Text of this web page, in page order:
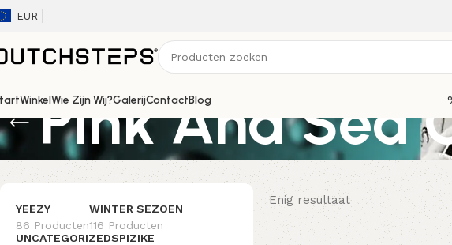
EUR
WinkelWie Zijn Wij?GalerijContactBlog
Pink And Sea
YEEZY
86 Producten
WINTER SEZOEN
116 Producten
UNCATEGORIZEDSPIZIKE
Enig resultaat